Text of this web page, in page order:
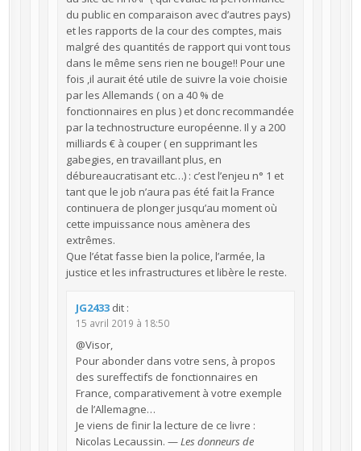
du public en comparaison avec d’autres pays)
et les rapports de la cour des comptes, mais
malgré des quantités de rapport qui vont tous
dans le même sens rien ne bouge!! Pour une
fois ,il aurait été utile de suivre la voie choisie
par les Allemands ( on a 40 % de
fonctionnaires en plus ) et donc recommandée
par la technostructure européenne. Il y a 200
milliards € à couper ( en supprimant les
gabegies, en travaillant plus, en
débureaucratisant etc…) : c’est l’enjeu n° 1 et
tant que le job n’aura pas été fait la France
continuera de plonger jusqu’au moment où
cette impuissance nous amènera des
extrêmes.
Que l’état fasse bien la police, l’armée, la
justice et les infrastructures et libère le reste.
JG2433 dit :
15 avril 2019 à 18:50
@Visor,
Pour abonder dans votre sens, à propos
des sureffectifs de fonctionnaires en
France, comparativement à votre exemple
de l’Allemagne…
Je viens de finir la lecture de ce livre :
Nicolas Lecaussin. —Les donneurs de